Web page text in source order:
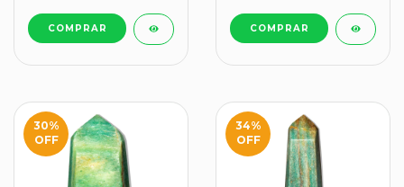
30%
OFF
34%
OFF